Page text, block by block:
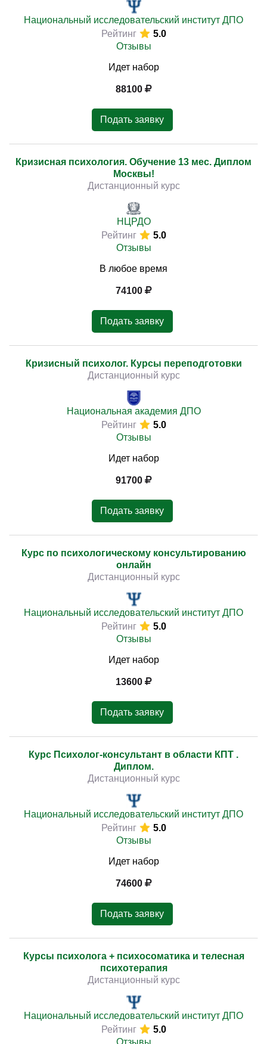
Национальный исследовательский институт ДПО
Рейтинг
5.0
Отзывы
Идет набор
88100
Подать заявку
Кризисная психология. Обучение 13 мес. Диплом
Москвы!
Дистанционный курс
НЦРДО
Рейтинг
5.0
Отзывы
В любое время
74100
Подать заявку
Кризисный психолог. Курсы переподготовки
Дистанционный курс
Национальная академия ДПО
Рейтинг
5.0
Отзывы
Идет набор
91700
Подать заявку
Курс по психологическому консультированию
онлайн
Дистанционный курс
Национальный исследовательский институт ДПО
Рейтинг
5.0
Отзывы
Идет набор
13600
Подать заявку
Курс Психолог-консультант в области КПТ .
Диплом.
Дистанционный курс
Национальный исследовательский институт ДПО
Рейтинг
5.0
Отзывы
Идет набор
74600
Подать заявку
Курсы психолога + психосоматика и телесная
психотерапия
Дистанционный курс
Национальный исследовательский институт ДПО
Рейтинг
5.0
Отзывы